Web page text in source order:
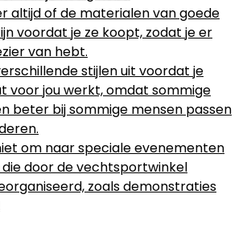
altijd of de materialen van goede
voordat je ze koopt, zodat je er
van hebt.
stijlen uit voordat je
voor jou werkt, omdat sommige
beter bij sommige mensen passen
om naar speciale evenementen
door de vechtsportwinkel
zoals demonstraties